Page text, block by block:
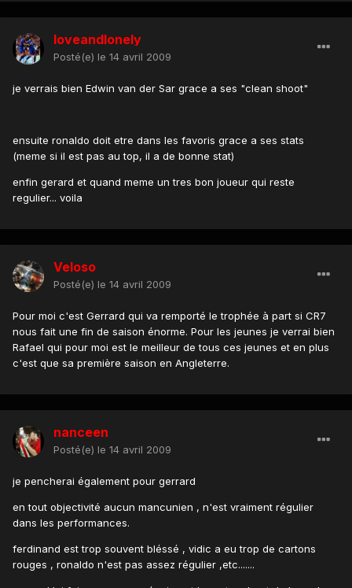
loveandlonely
Posté(e) le 14 avril 2009
je verrais bien Edwin van der Sar grace a ses "clean shoot"
ensuite ronaldo doit etre dans les favoris grace a ses stats
(meme si il est pas au top, il a de bonne stat)
enfin gerard et quand meme un tres bon joueur qui reste
regulier... voila
Veloso
Posté(e) le 14 avril 2009
Pour moi c'est Gerrard qui va remporté le trophée à part si CR7
nous fait une fin de saison énorme. Pour les jeunes je verrai bien
Rafael qui pour moi est le meilleur de tous ces jeunes et en plus
c'est que sa première saison en Angleterre.
nanceen
Posté(e) le 14 avril 2009
je pencherai également pour gerrard
en tout objectivité aucun mancunien , n'est vraiment régulier
dans les performances.
ferdinand est trop souvent bléssé , vidic a eu trop de cartons
rouges , ronaldo n'est pas assez régulier ,etc.......